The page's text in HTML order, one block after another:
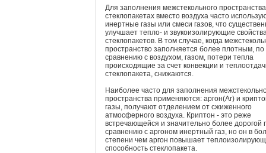
Для заполнения межстекольного
стеклопакетах вместо воздуха часто
инертные газы или смеси газов, что
улучшает тепло- и звукоизолирующие
стеклопакетов. В том случае, когда
пространство заполняется более плотным, по
сравнению с воздухом, газом, потери тепла
происходящие за счет конвекции и
стеклопакета, снижаются.
Наиболее часто для заполнения
пространства применяются: аргон(Ar) и
газы, получают отделением от сжиженного
атмосферного воздуха. Криптон - это реже
встречающейся и значительно более дорогой
сравнению с аргоном инертный газ, но он в
степени чем аргон повышает
способность стеклопакета.